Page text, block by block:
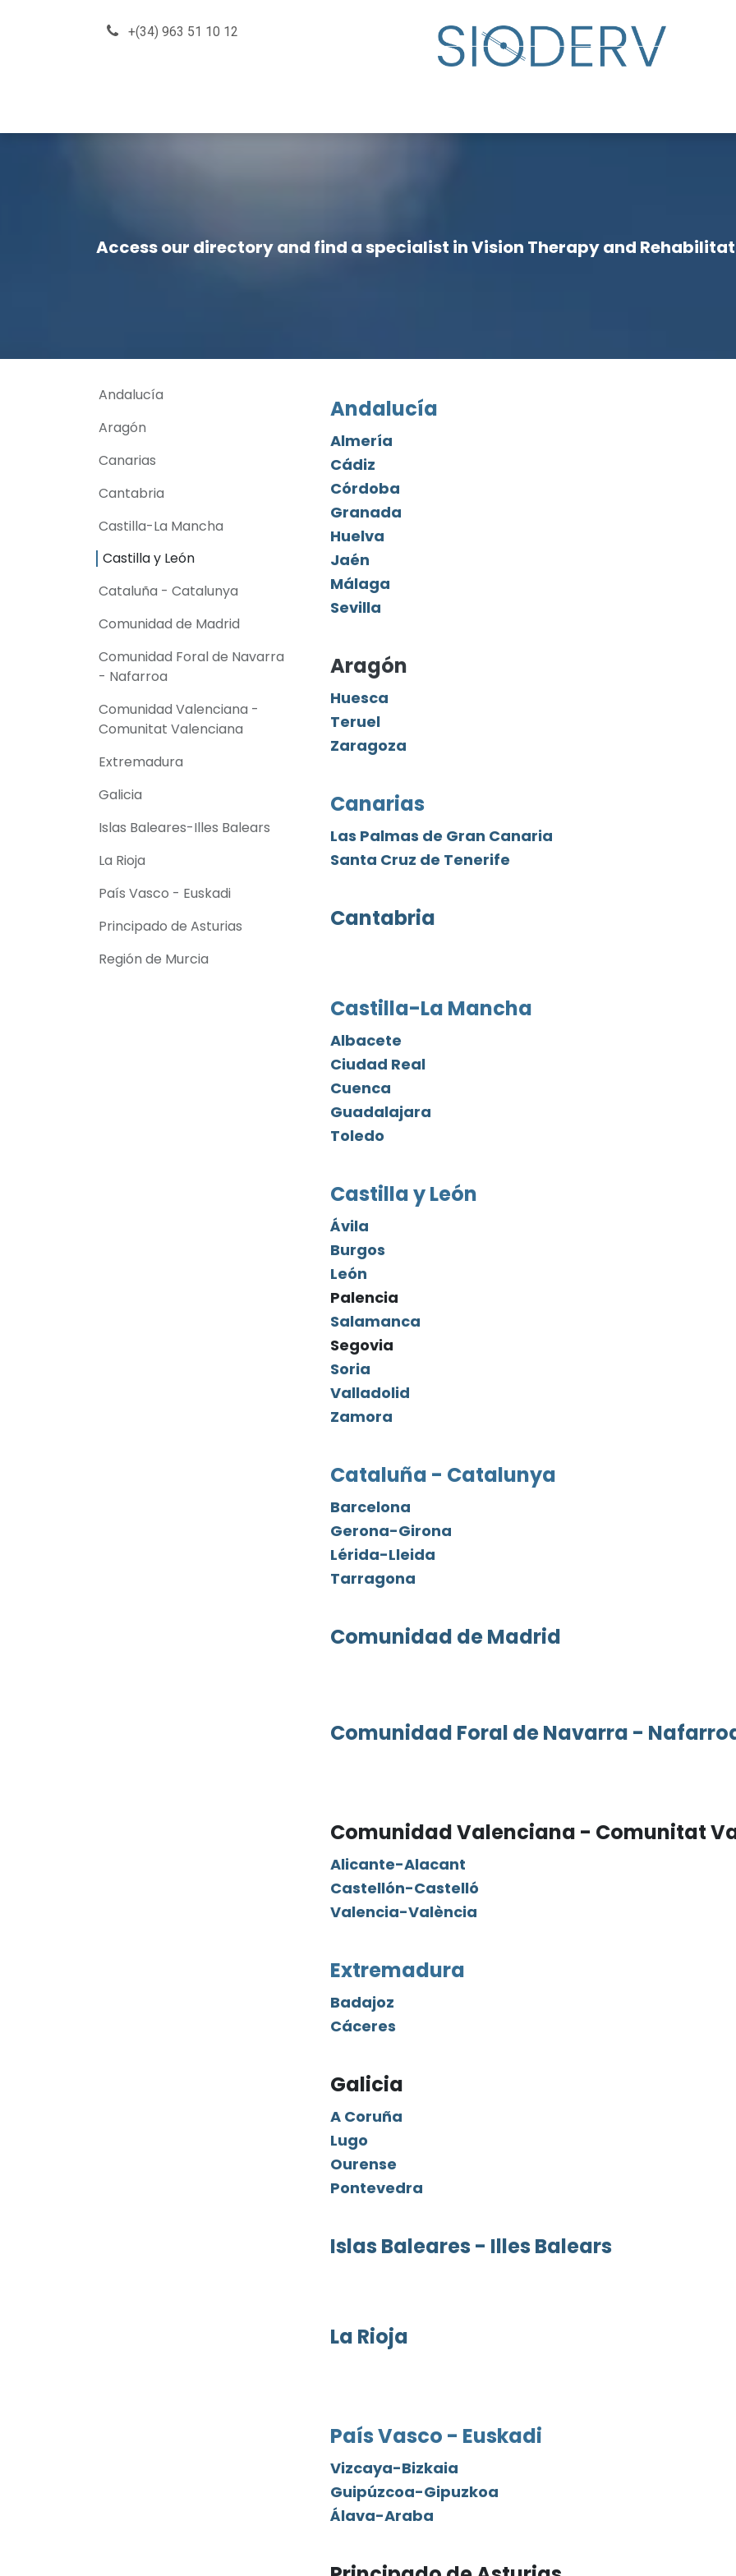
+(34) 963 51 10 12
Access our directory and find a specialist in Vision Therapy and
Andalucía
Aragón
Canarias
Cantabria
Castilla-La Mancha
Castilla y León
Cataluña - Catalunya
Comunidad de Madrid
Comunidad Foral de Navarra
- Nafarroa
Comunidad Valenciana -
Comunitat Valenciana
Extremadura
Galicia
Islas Baleares-Illes Balears
La Rioja
País Vasco - Euskadi
Principado de Asturias
Región de Murcia
Andalucía
Almería
Cádiz
Córdoba
Granada
Huelva
Jaén
Málaga
Sevilla
Aragón
Huesca
Teruel
Zaragoza
Canarias
Las Palmas de Gran Canaria
Santa Cruz de Tenerife
Cantabria
Castilla-La Mancha
Albacete
Ciudad Real
Cuenca
Guadalajara
Toledo
Castilla y León
Ávila
Burgos
León
Palencia
Salamanca
Segovia
Soria
Valladolid
Zamora
Cataluña - Catalunya
Barcelona
Gerona-Girona
Lérida-Lleida
Tarragona
Comunidad de Madrid
Comunidad Foral de Navarra -
Comunidad Valenciana - Comunitat
Alicante-Alacant
Castellón-Castelló
Valencia-València
Extremadura
Badajoz
Cáceres
Galicia
A Coruña
Lugo
Ourense
Pontevedra
Islas Baleares - Illes Balears
La Rioja
País Vasco - Euskadi
Vizcaya-Bizkaia
Guipúzcoa-Gipuzkoa
Álava-Araba